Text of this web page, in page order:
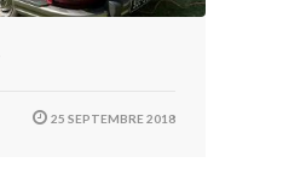
25 SEPTEMBRE 2018